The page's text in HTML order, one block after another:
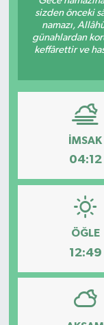
sizden önceki
namazı,
günahlardan
keffârettir ve
İMSAK
04:12
ÖĞLE
12:49